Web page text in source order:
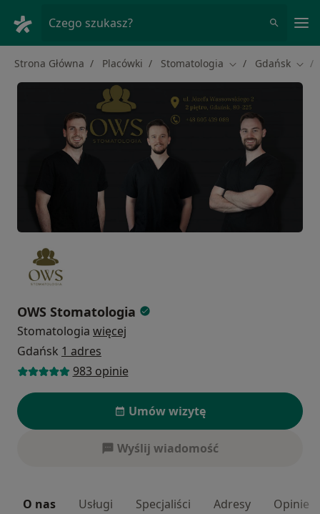
Czego szukasz?
Strona Główna Placówki Stomatologia Zmień miasto
Gdańsk
OWS Stomatologia
Stomatologia więcej
Gdańsk 1 adres
983 opinie
Umów wizytę
Wyślij wiadomość
O nas Usługi Specjaliści Adresy Opinie